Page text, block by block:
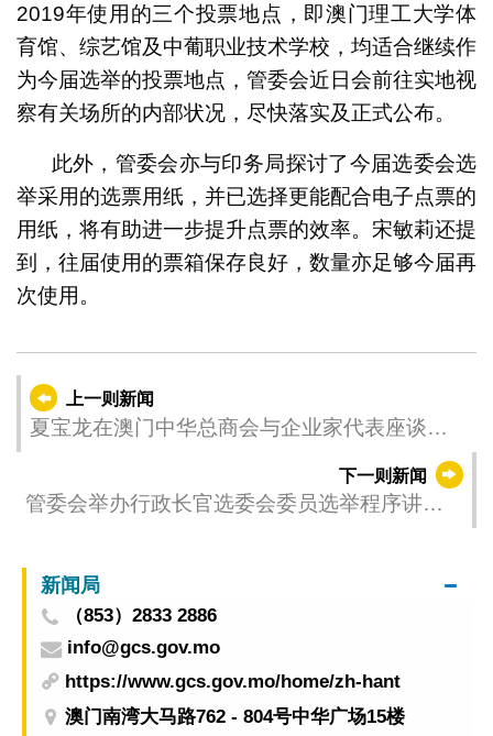
2019年使用的三个投票地点，即澳门理工大学体
育馆、综艺馆及中葡职业技术学校，均适合继续作
为今届选举的投票地点，管委会近日会前往实地视
察有关场所的内部状况，尽快落实及正式公布。
此外，管委会亦与印务局探讨了今届选委会选
举采用的选票用纸，并已选择更能配合电子点票的
用纸，将有助进一步提升点票的效率。宋敏莉还提
到，往届使用的票箱保存良好，数量亦足够今届再
次使用。
上一则新闻
夏宝龙在澳门中华总商会与企业家代表座谈时
强调 齐心协力把澳门国际大都市“金名片”擦得更
亮
下一则新闻
管委会举办行政长官选委会委员选举程序讲解
行
新闻局
（853）2833 2886
info@gcs.gov.mo
https://www.gcs.gov.mo/home/zh-hant
澳门南湾大马路762 - 804号中华广场15楼